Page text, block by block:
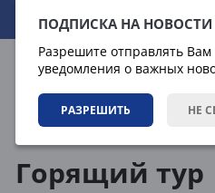
ПОДПИСКА НА НОВОСТИ
Разрешите отправлять Вам
уведомления о важных
РАЗРЕШИТЬ НЕ
07.08.2026 07:45:06
Горящий тур